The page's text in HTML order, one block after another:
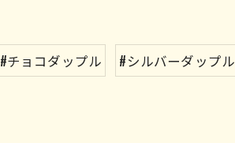
#チョコダップル
#シルバーダップル